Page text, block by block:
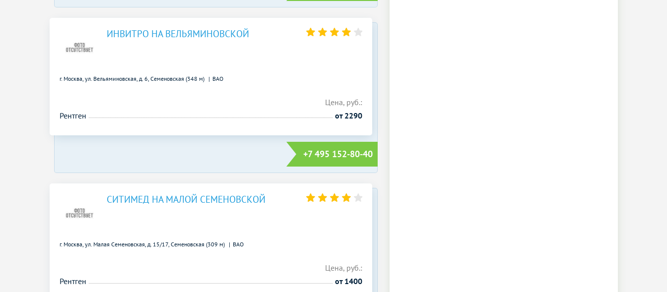
ИНВИТРО НА ВЕЛЬЯМИНОВСКОЙ
г. Москва, ул. Вельяминовская, д. 6, Семеновская (348 м) ВАО
Цена, руб.:
Рентген
от 2290
+7 495 152-80-40
СИТИМЕД НА МАЛОЙ СЕМЕНОВСКОЙ
г. Москва, ул. Малая Семеновская, д. 15/17, Семеновская (309 м) ВАО
Цена, руб.:
Рентген
от 1400